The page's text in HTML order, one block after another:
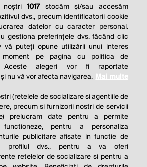
noștri1017 stocăm și/sau accesăm
dvs., precum identificatorii cookie
datelor cu caracter personal.
gestiona preferințele dvs. făcând clic
vă puteți opune utilizării unui interes
pe pagina cu politica de
Aceste alegeri vor fi raportate
nu vă vor afecta navigarea. Mai multe
(retelele de socializare si agentiile de
precum si furnizorii nostri de servicii
prelucram date pentru a permite
pentru a personaliza
publicitare afisate in functie de
profilul dvs., pentru a va oferi
retelelor de socializare si pentru a